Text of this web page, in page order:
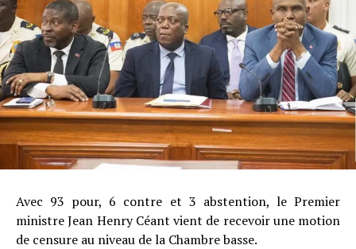
Avec 93 pour, 6 contre et 3 abstention, le Premier
ministre Jean Henry Céant vient de recevoir une motion
de censure au niveau de la Chambre basse.